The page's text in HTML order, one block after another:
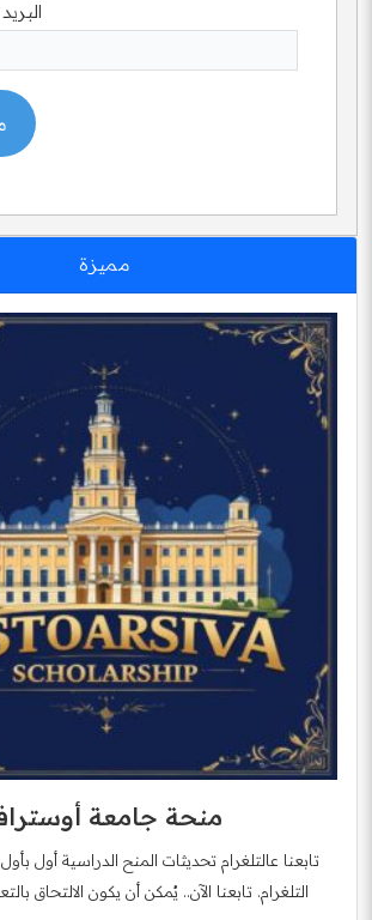
مميزة
منحة جامعة
تابعنا عالتلغرام تحديثات المنح الدراسية أول
التلغرام. تابعنا الآن.. يُمكن أن يكون الالتحاق